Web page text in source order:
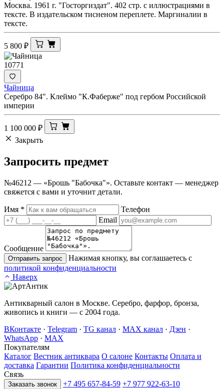
Москва. 1961 г. "Госторгиздат". 402 стр. с иллюстрациями в
тексте. В издательском тисненом переплете. Маргиналии в
тексте.
5 800 ₽
10771
Чайница
Серебро 84". Клеймо "К.Фаберже" под гербом Российской
империи
1 100 000 ₽
Закрыть
Запросить предмет
№46212 — «Брошь "Бабочка"». Оставьте контакт — менеджер
свяжется с вами и уточнит детали.
Имя *
Телефон
Email
Сообщение
Отправить запрос
Нажимая кнопку, вы соглашаетесь с
политикой конфиденциальности
Наверх
Антикварный салон в Москве. Серебро, фарфор, бронза,
живопись и книги — с 2004 года.
ВКонтакте · Telegram · TG канал · MAX канал · Дзен ·
WhatsApp · MAX
Покупателям
Каталог Вестник антиквара О салоне Контакты Оплата и
доставка Гарантии Политика конфиденциальности
Связь
Заказать звонок +7 495 657-84-59 +7 977 922-63-10